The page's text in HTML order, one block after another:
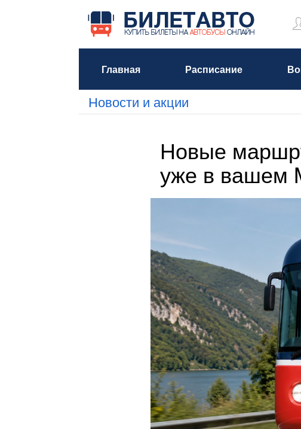
Главная Расписание
Новости и акции
Новые
уже в вашем